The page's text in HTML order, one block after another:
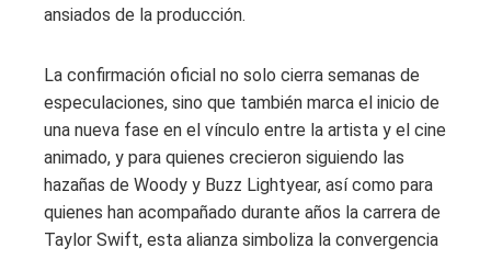
ansiados de la producción.
La confirmación oficial no solo cierra semanas de
especulaciones, sino que también marca el inicio de
una nueva fase en el vínculo entre la artista y el cine
animado, y para quienes crecieron siguiendo las
hazañas de Woody y Buzz Lightyear, así como para
quienes han acompañado durante años la carrera de
Taylor Swift, esta alianza simboliza la convergencia